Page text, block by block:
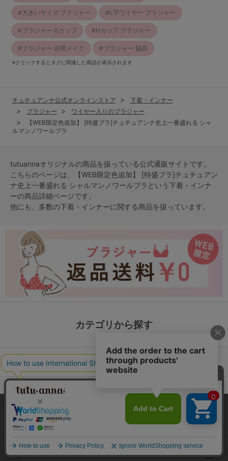
大きいサイズ ブラジャー L字ワイヤー ブラジャー
ブラジャー Gカップ Hカップ ブラジャー
ブラジャー 谷間メイク ブラジャー 脇高
※クリックするとタグに関連した商品が表示されます
チュチュアンナ公式オンラインストア
下着・インナー
ブラジャー
ワイヤー入りのブラジャー
【WEB限定色追加】 [特盛ブラ]チュチュアンナ史上一番盛れる シャ
ルマンノワールブラ
tutuannaオリジナルの商品を扱っている公式通販サイトです。
こちらのページは、【WEB限定色追加】 [特盛ブラ]チュチュアン
ナ史上一番盛れる シャルマンノワールブラという下着・インナ
ーの商品詳細ページです。
他にも、多数の下着・インナーに関する商品を扱っています。
カテゴリから探す
レッグウェア
下着・インナー
ルームウェア
ライフスタイル
本サイトでは、より快適にご利用いただけるようCookieを利用し
ています。詳細については
プライバシポリシー
をご確認くださ
い。
承諾する